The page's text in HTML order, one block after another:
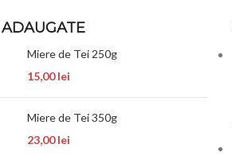
Miere de Tei 250g
15,00lei
Miere de Tei 350g
23,00lei